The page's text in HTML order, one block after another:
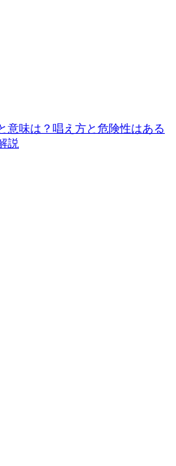
意味は？唱え方と危険性はある
説